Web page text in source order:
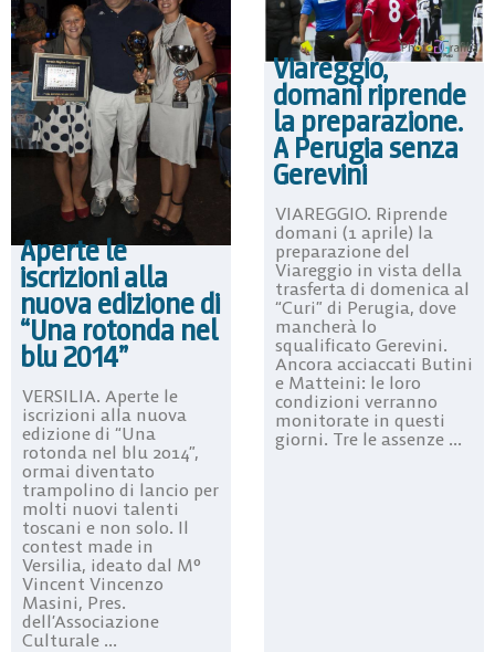
Aperte le
iscrizioni alla
nuova edizione di
“Una rotonda nel
blu 2014”
VERSILIA. Aperte le
iscrizioni alla nuova
edizione di “Una
rotonda nel blu 2014”,
ormai diventato
trampolino di lancio per
molti nuovi talenti
toscani e non solo. Il
contest made in
Versilia, ideato dal M°
Vincent Vincenzo
Masini, Pres.
dell’Associazione
Culturale ...
Viareggio,
domani riprende
la preparazione.
A Perugia senza
Gerevini
VIAREGGIO. Riprende
domani (1 aprile) la
preparazione del
Viareggio in vista della
trasferta di domenica al
“Curi” di Perugia, dove
mancherà lo
squalificato Gerevini.
Ancora acciaccati Butini
e Matteini: le loro
condizioni verranno
monitorate in questi
giorni. Tre le assenze ...